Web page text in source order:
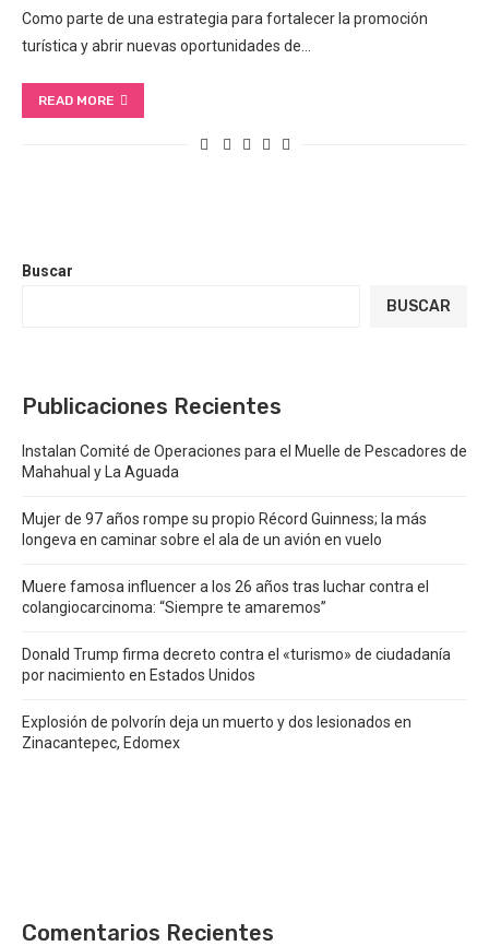
Como parte de una estrategia para fortalecer la promoción
turística y abrir nuevas oportunidades de…
READ MORE
Buscar
BUSCAR
Publicaciones Recientes
Instalan Comité de Operaciones para el Muelle de Pescadores de
Mahahual y La Aguada
Mujer de 97 años rompe su propio Récord Guinness; la más
longeva en caminar sobre el ala de un avión en vuelo
Muere famosa influencer a los 26 años tras luchar contra el
colangiocarcinoma: “Siempre te amaremos”
Donald Trump firma decreto contra el «turismo» de ciudadanía
por nacimiento en Estados Unidos
Explosión de polvorín deja un muerto y dos lesionados en
Zinacantepec, Edomex
Comentarios Recientes